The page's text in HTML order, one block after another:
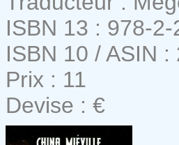
ISBN 13 : 978-
ISBN 10 / ASIN
Prix : 11
Devise : €